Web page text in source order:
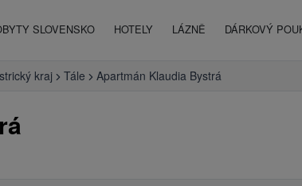
SLOVENSKO HOTELY LÁZNĚ DÁRKOVÝ
kraj Tále Apartmán Klaudia Bystrá